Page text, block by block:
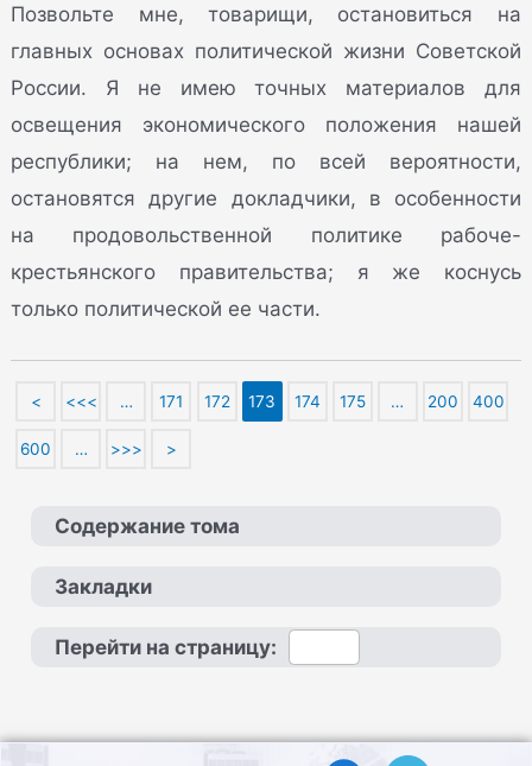
Позвольте мне, товарищи, остановиться на
главных основах политической жизни Советской
России. Я не имею точных материалов для
освещения экономического положения нашей
республики; на нем, по всей вероятности,
остановятся другие докладчики, в особенности
на продовольственной политике рабоче-
крестьянского правительства; я же коснусь
только политической ее части.
< <<< … 171 172 173 174 175 … 200 400
600 … >>> >
Содержание тома
Закладки
Перейти на страницу: